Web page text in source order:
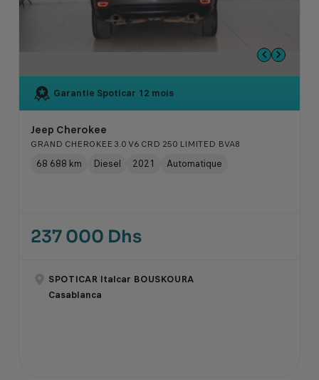
Garantie Spoticar 12 mois
Jeep Cherokee
GRAND CHEROKEE 3.0 V6 CRD 250 LIMITED BVA8
68 688 km Diesel 2021 Automatique
237 000 Dhs
SPOTICAR Italcar BOUSKOURA
Casablanca